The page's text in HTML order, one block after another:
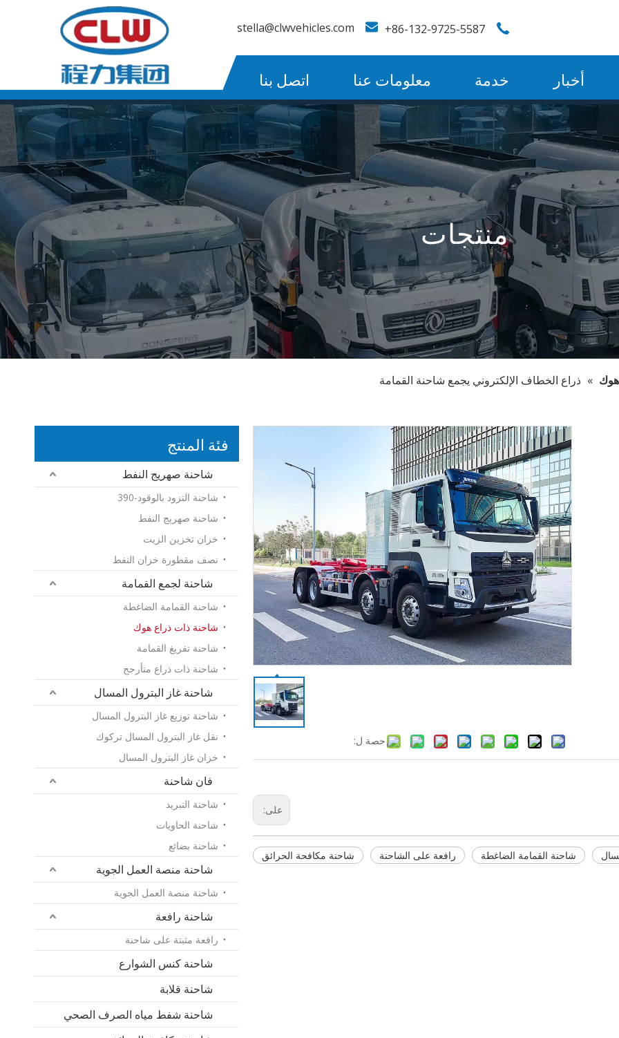
stella@clwvehicles.com
اتصل بنا معلومات عنا خدمة أخبار
منتجات
» ذراع الخطاف الإلكتروني يجمع شاحنة القمامة
فئة المنتج
شاحنة صهريج النفط
شاحنة التزود بالوقود-390
شاحنة صهريج النفط
خزان تخزين الزيت
نصف مقطورة خزان النفط
شاحنة لجمع القمامة
شاحنة القمامة الضاغطة
شاحنة ذات ذراع هوك
شاحنة تفريغ القمامة
شاحنة ذات ذراع متأرجح
شاحنة غاز البترول المسال
شاحنة توزيع غاز البترول المسال
نقل غاز البترول المسال تركوك
خزان غاز البترول المسال
فان شاحنة
شاحنة التبريد
شاحنة الحاويات
شاحنة بضائع
شاحنة منصة العمل الجوية
شاحنة منصة العمل الجوية
شاحنة رافعة
رافعة مثبتة على شاحنة
شاحنة كنس الشوارع
شاحنة قلابة
شاحنة شفط مياه الصرف الصحي
حصة ل:
على:
شاحنة مكافحة الحرائق رافعة على الشاحنة شاحنة القمامة الضاغطة